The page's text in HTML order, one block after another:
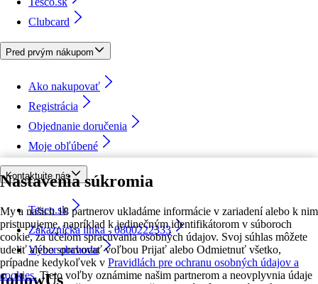
Nastavenia súkromia
My a našich 18 partnerov ukladáme informácie v zariadení alebo k nim
pristupujeme, napríklad k jedinečným identifikátorom v súboroch
cookie, za účelom spracúvania osobných údajov. Svoj súhlas môžete
udeliť alebo spravovať voľbou Prijať alebo Odmietnuť všetko,
prípadne kedykoľvek v Pravidlách pre ochranu osobných údajov a
cookies. Tieto voľby oznámime našim partnerom a neovplyvnia údaje
Clubcard
Pred prvým nákupom
Ako nakupovať
Registrácia
Objednanie doručenia
Moje obľúbené
Kontaktujte nás
Tesco.sk
Zákaznícka linka - 0800222333
Výber obchodu
followUs